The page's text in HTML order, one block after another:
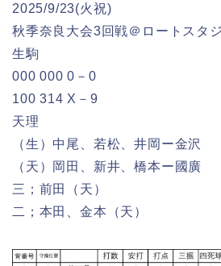
2025/9/23(火祝)
秋季奈良大会3回戦＠ロートスタ
生駒
000 000 0－0
100 314 X－9
天理
（生）中尾、若松、井岡ー金沢
（天）岡田、新井、橋本ー國廣
三；前田（天）
二；本田、金本（天）